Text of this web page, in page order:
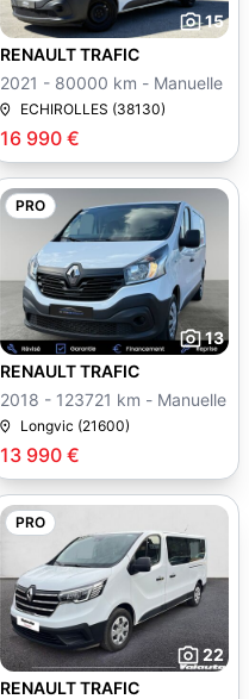
15
16 990 €
RENAULT TRAFIC
2021 - 80000 km - Manuelle
ECHIROLLES (38130)
PRO
13
13 990 €
RENAULT TRAFIC
2018 - 123721 km - Manuelle
Longvic (21600)
PRO
22
RENAULT TRAFIC